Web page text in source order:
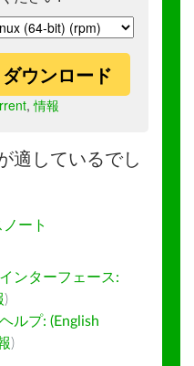
ダウンロード
,情報
適しているでし
ート
ンターフェース:
)
ルプ: (English
)